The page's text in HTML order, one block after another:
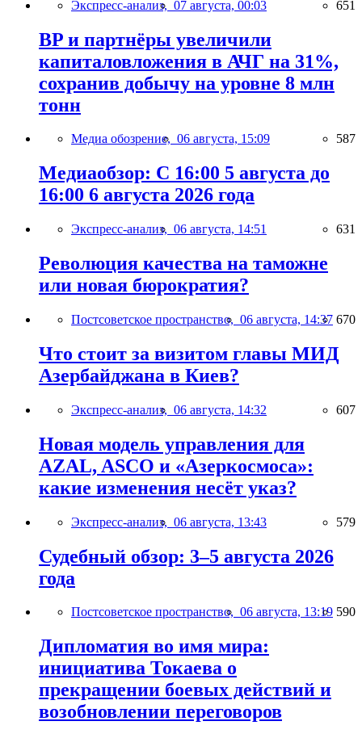
Экспресс-анализ, 07 августа, 00:03 651
BP и партнёры увеличили
капиталовложения в АЧГ на 31%,
сохранив добычу на уровне 8 млн
тонн
Медиа обозрение, 06 августа, 15:09 587
Медиаобзор: С 16:00 5 августа до
16:00 6 августа 2026 года
Экспресс-анализ, 06 августа, 14:51 631
Революция качества на таможне
или новая бюрократия?
Постсоветское пространство, 06 августа, 14:37 670
Что стоит за визитом главы МИД
Азербайджана в Киев?
Экспресс-анализ, 06 августа, 14:32 607
Новая модель управления для
AZAL, ASCO и «Азеркосмоса»:
какие изменения несёт указ?
Экспресс-анализ, 06 августа, 13:43 579
Судебный обзор: 3–5 августа 2026
года
Постсоветское пространство, 06 августа, 13:19 590
Дипломатия во имя мира:
инициатива Токаева о
прекращении боевых действий и
возобновлении переговоров